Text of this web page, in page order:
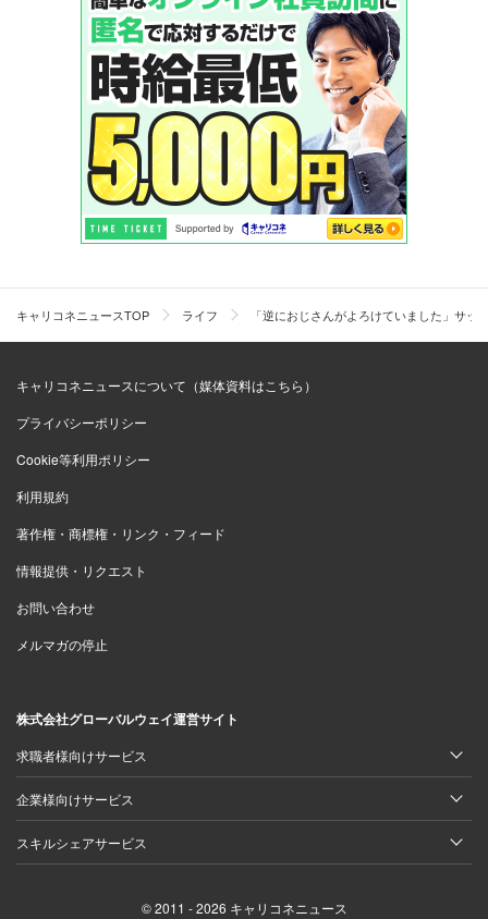
キャリコネニュースTOP ライフ 「逆におじさんがよろけていました」サ
キャリコネニュースについて（媒体資料はこちら）
プライバシーポリシー
Cookie等利用ポリシー
利用規約
著作権・商標権・リンク・フィード
情報提供・リクエスト
お問い合わせ
メルマガの停止
株式会社グローバルウェイ運営サイト
求職者様向けサービス
企業様向けサービス
スキルシェアサービス
© 2011 - 2026 キャリコネニュース